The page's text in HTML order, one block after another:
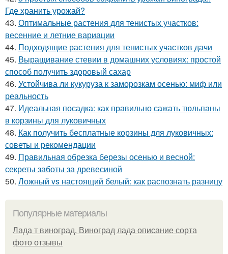
Где хранить урожай?
43. Оптимальные растения для тенистых участков:
весенние и летние вариации
44. Подходящие растения для тенистых участков дачи
45. Выращивание стевии в домашних условиях: простой
способ получить здоровый сахар
46. Устойчива ли кукуруза к заморозкам осенью: миф или
реальность
47. Идеальная посадка: как правильно сажать тюльпаны
в корзины для луковичных
48. Как получить бесплатные корзины для луковичных:
советы и рекомендации
49. Правильная обрезка березы осенью и весной:
секреты заботы за древесиной
50. Ложный vs настоящий белый: как распознать разницу
Популярные материалы
Лада т виноград. Виноград лада описание сорта
фото отзывы